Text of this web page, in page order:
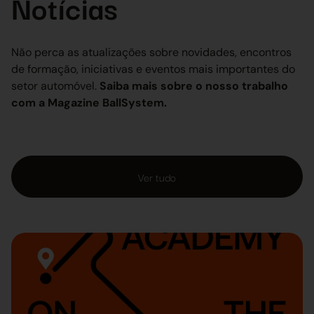
Não perca as atualizações sobre novidades, encontros
de formação, iniciativas e eventos mais importantes do
setor automóvel. Saiba mais sobre o nosso trabalho
com a Magazine BallSystem.
Ver tudo